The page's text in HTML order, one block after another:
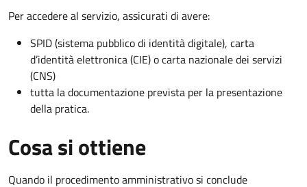
Per accedere al servizio, assicurati di avere:
SPID (sistema pubblico di identità digitale), carta
d’identità elettronica (CIE) o carta nazionale dei servizi
(CNS)
tutta la documentazione prevista per la presentazione
della pratica.
Cosa si ottiene
Quando il procedimento amministrativo si conclude